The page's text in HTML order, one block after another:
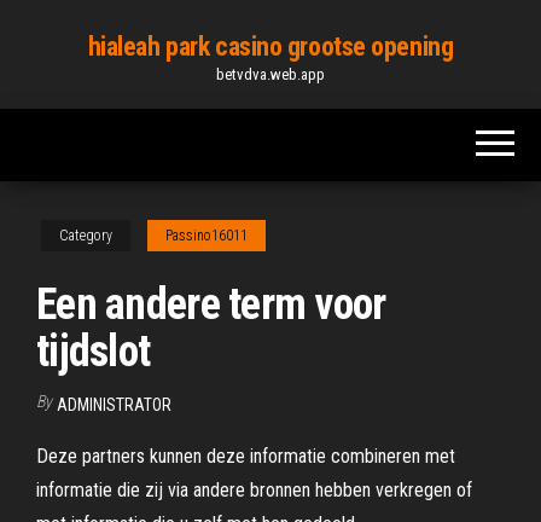
content
hialeah park casino grootse opening
betvdva.web.app
Category Passino16011
Een andere term voor
tijdslot
By ADMINISTRATOR
Deze partners kunnen deze informatie combineren met
informatie die zij via andere bronnen hebben verkregen of